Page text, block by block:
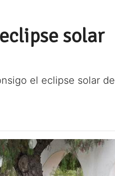
solar
el eclipse solar de